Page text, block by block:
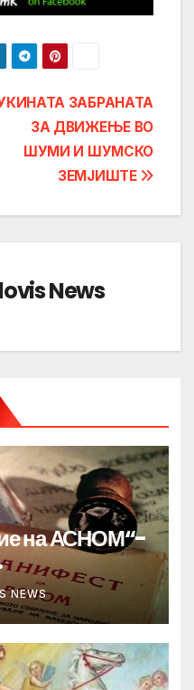
ЗАБРАНАТА
ЗА ДВИЖЕЊЕ ВО
ШУМИ И ШУМСКО
ЗЕМЈИШТЕ
News
на АСНОМ“-
NEWS